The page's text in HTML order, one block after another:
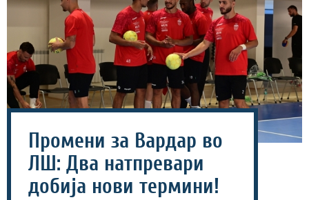
Промени за Вардар во
ЛШ: Два натпревари
добија нови термини!